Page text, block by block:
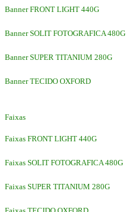
Banner FRONT LIGHT 440G
Banner SOLIT FOTOGRAFICA 480G
Banner SUPER TITANIUM 280G
Banner TECIDO OXFORD
Faixas
Faixas FRONT LIGHT 440G
Faixas SOLIT FOTOGRAFICA 480G
Faixas SUPER TITANIUM 280G